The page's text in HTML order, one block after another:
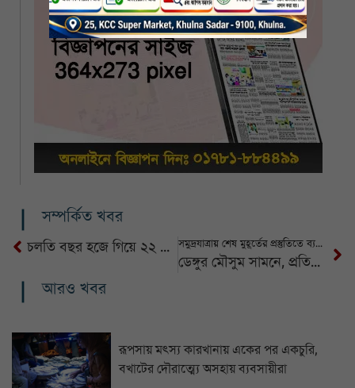
সম্পর্কিত খবর
চলতি বছর হজে গিয়ে ২২ বাংলাদেশির মৃত্যু সমুদ্রযাত্রায় শেষ মুহূর্তের প্রস্তুতিতে ব্যস্ত জেলেরা
ডেঙ্গুর মৌসুম সামনে, প্রতিরোধমূলক ব্যবস্থা জরুরী
আরও খবর
রূপসায় মৎস্য কারখানায় একের পর একচুরি,
বখাটের দৌরাত্ম্যে অসহায় ব্যবসায়ীরা